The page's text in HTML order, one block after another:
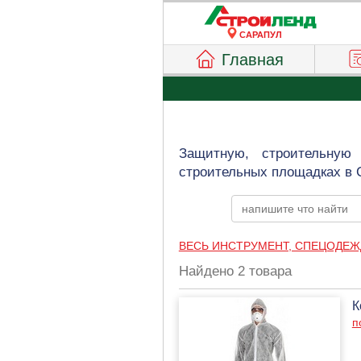
САРАПУЛ
Главная
Защитную,
строительных площадках в
ВЕСЬ ИНСТРУМЕНТ,
Найдено 2 товара